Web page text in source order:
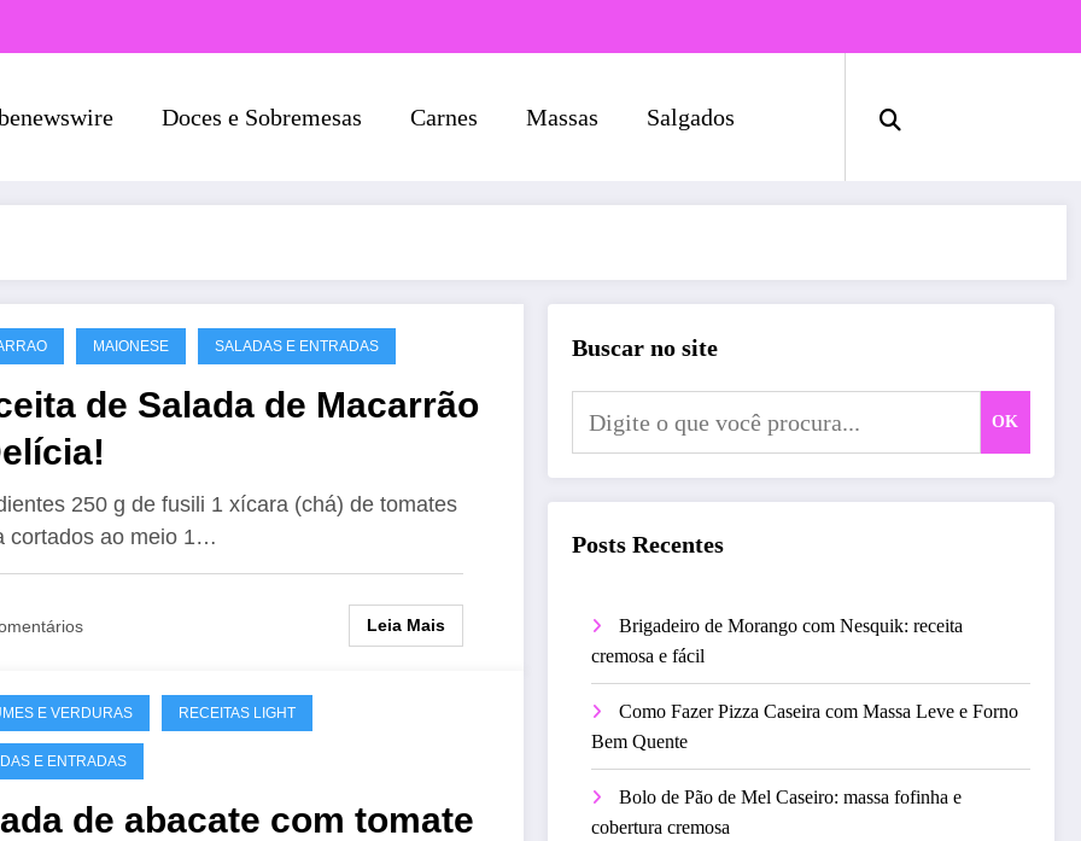
Doces e Sobremesas Carnes Massas Salgados
MAIONESE SALADAS E ENTRADAS
de Salada de Macarrão
250 g de fusili 1 xícara (chá) de tomates
cortados ao meio 1…
Leia Mais
E VERDURAS RECEITAS LIGHT
E ENTRADAS
de abacate com tomate
Buscar no site
OK
Posts Recentes
Brigadeiro de Morango com Nesquik: receita
cremosa e fácil
Como Fazer Pizza Caseira com Massa Leve e Forno
Bem Quente
Bolo de Pão de Mel Caseiro: massa fofinha e
cobertura cremosa